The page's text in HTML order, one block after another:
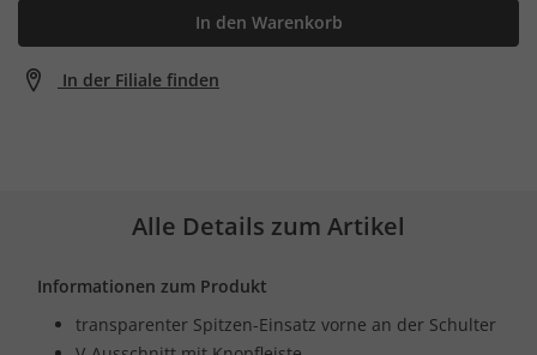
In den Warenkorb
In der Filiale finden
Alle Details zum Artikel
Informationen zum Produkt
transparenter Spitzen-Einsatz vorne an der Schulter